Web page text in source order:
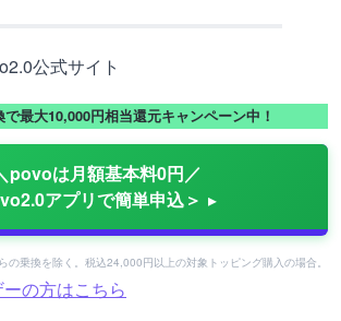
公式サイト
最大10,000円相当還元キャンペーン中！
povoは月額基本料0円／
アプリで簡単申込＞
乗換を除く。税込24,000円以上の対象トッピング購入の場合。
の方はこちら